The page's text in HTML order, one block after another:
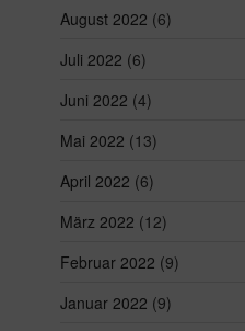
August 2022 (6)
Juli 2022 (6)
Juni 2022 (4)
Mai 2022 (13)
April 2022 (6)
März 2022 (12)
Februar 2022 (9)
Januar 2022 (9)